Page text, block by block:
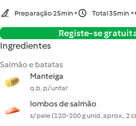
Preparação 25min Total 35min
Registe-se
Ingredientes
Salmão e batatas
Manteiga
q.b. p/ untar
lombos de salmão
s/ pele (120-200 g unid. aprox., 2